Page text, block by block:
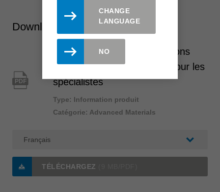
Downloads
PDF
Advanced Materials – Solutions
d'usinage et de processus pour les
spécialistes
Type: Information produit
Catégorie: Advanced Materials
TÉLÉCHARGEZ
CHANGE
LANGUAGE
NO